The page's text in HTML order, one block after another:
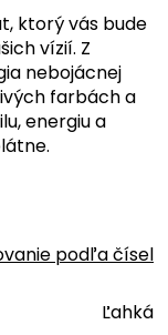
ktorý vás bude
vízií. Z
nebojácnej
farbách a
energiu a
podľa čísel
Ľahká